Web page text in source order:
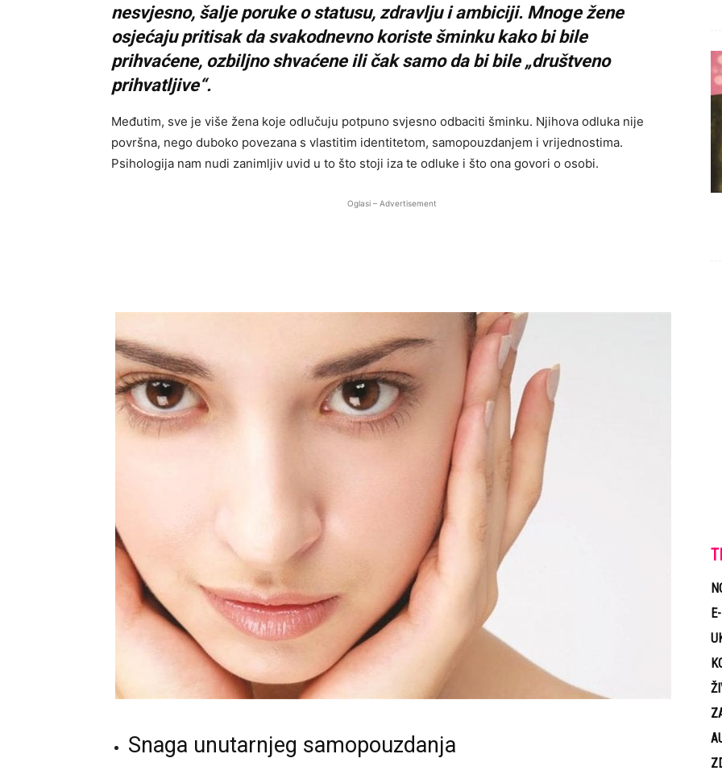
nesvjesno, šalje poruke o statusu, zdravlju i ambiciji. Mnoge žene
osjećaju pritisak da svakodnevno koriste šminku kako bi bile
prihvaćene, ozbiljno shvaćene ili čak samo da bi bile „društveno
prihvatljive“.
Međutim, sve je više žena koje odlučuju potpuno svjesno odbaciti šminku. Njihova odluka nije
površna, nego duboko povezana s vlastitim identitetom, samopouzdanjem i vrijednostima.
Psihologija nam nudi zanimljiv uvid u to što stoji iza te odluke i što ona govori o osobi.
Oglasi – Advertisement
Snaga unutarnjeg samopouzdanja